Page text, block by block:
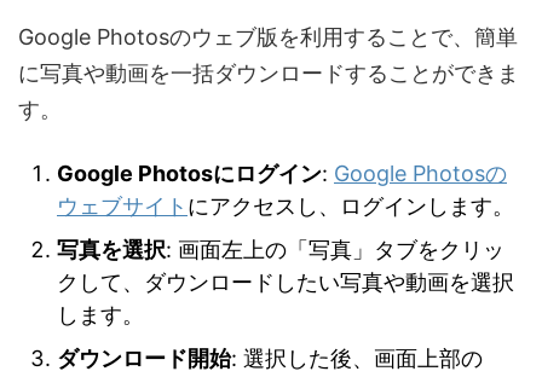
Google Photosのウェブ版を利用することで、簡単
に写真や動画を一括ダウンロードすることができま
す。
Google Photosにログイン: Google Photosの
ウェブサイト にアクセスし、ログインします。
写真を選択: 画面左上の「写真」タブをクリッ
クして、ダウンロードしたい写真や動画を選択
します。
ダウンロード開始: 選択した後、画面上部の